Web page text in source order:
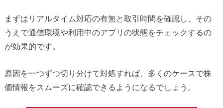
まずはリアルタイム対応の有無と取引時間を確認し、その
うえで通信環境や利用中のアプリの状態をチェックするの
が効果的です。
原因を一つずつ切り分けて対処すれば、多くのケースで株
価情報をスムーズに確認できるようになるでしょう。